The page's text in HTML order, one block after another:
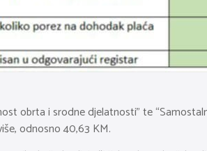
obrta i srodne djelatnosti” te
odnosno 40,63 KM.